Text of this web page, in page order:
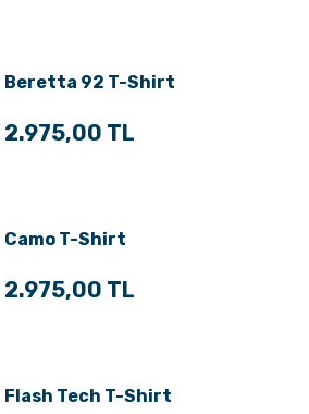
Beretta 92 T-Shirt
2.975,00 TL
Camo T-Shirt
2.975,00 TL
Flash Tech T-Shirt